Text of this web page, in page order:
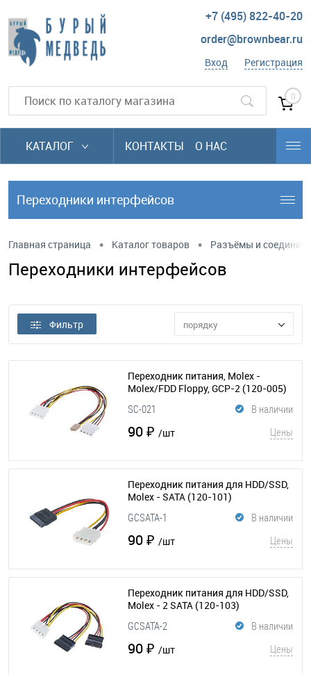
+7 (495) 822-40-20
order@brownbear.ru
Вход Регистрация
0
КАТАЛОГ КОНТАКТЫ О НАС
Переходники интерфейсов
Главная страница • Каталог товаров • Разъёмы и
Переходники интерфейсов
Фильтр порядку
Переходник питания, Molex -
Molex/FDD Floppy, GCP-2 (120-005)
В наличии
SC-021
90 ₽ /шт Цены
Переходник питания для HDD/SSD,
Molex - SАТА (120-101)
В наличии
GCSATA-1
90 ₽ /шт Цены
Переходник питания для HDD/SSD,
Molex - 2 SATA (120-103)
В наличии
GCSATA-2
90 ₽ /шт Цены